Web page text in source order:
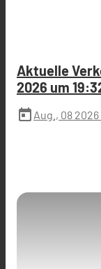
Aktuelle
2026 um
today Aug., 08 2026